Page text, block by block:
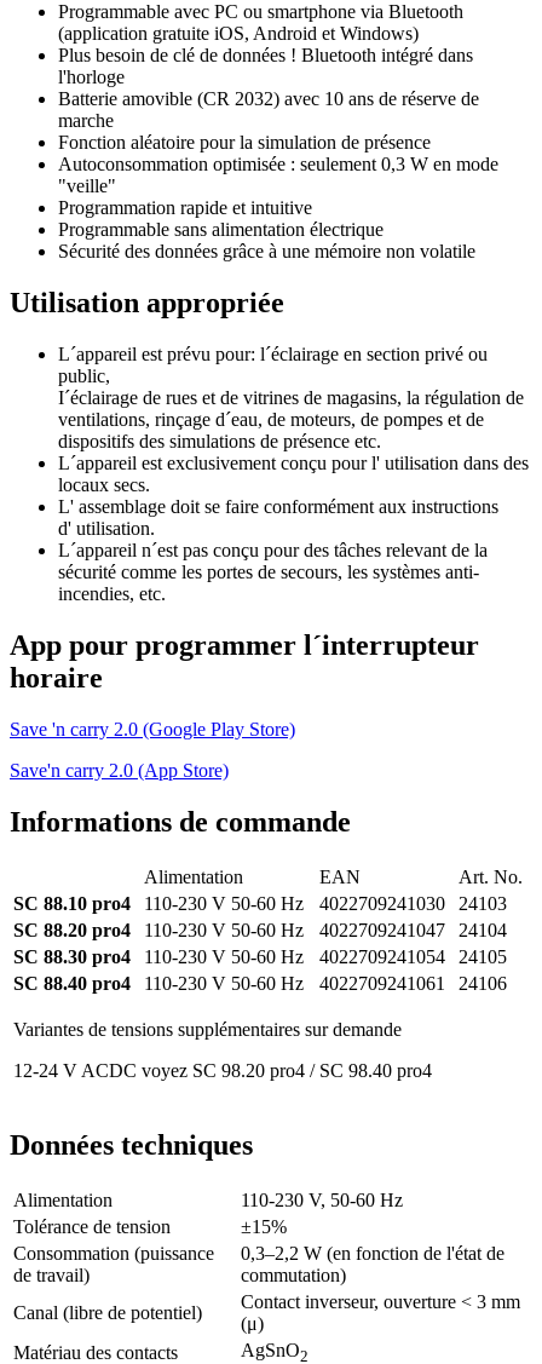
Programmable avec PC ou smartphone via Bluetooth
(application gratuite iOS, Android et Windows)
Plus besoin de clé de données ! Bluetooth intégré dans
l'horloge
Batterie amovible (CR 2032) avec 10 ans de réserve de
marche
Fonction aléatoire pour la simulation de présence
Autoconsommation optimisée : seulement 0,3 W en mode
"veille"
Programmation rapide et intuitive
Programmable sans alimentation électrique
Sécurité des données grâce à une mémoire non volatile
Utilisation appropriée
L´appareil est prévu pour: l´éclairage en section privé ou
public,
I´éclairage de rues et de vitrines de magasins, la régulation de
ventilations, rinçage d´eau, de moteurs, de pompes et de
dispositifs des simulations de présence etc.
L´appareil est exclusivement conçu pour l' utilisation dans des
locaux secs.
L' assemblage doit se faire conformément aux instructions
d' utilisation.
L´appareil n´est pas conçu pour des tâches relevant de la
sécurité comme les portes de secours, les systèmes anti-
incendies, etc.
App pour programmer l´interrupteur
horaire
Save 'n carry 2.0 (Google Play Store)
Save'n carry 2.0 (App Store)
Informations de commande
Alimentation EAN
Art. No.
SC 88.10 pro4
110-230 V 50-60 Hz 4022709241030
24103
SC 88.20 pro4
110-230 V 50-60 Hz 4022709241047
24104
SC 88.30 pro4
110-230 V 50-60 Hz 4022709241054
24105
SC 88.40 pro4
110-230 V 50-60 Hz 4022709241061 24106
Variantes de tensions supplémentaires sur demande
12-24 V ACDC voyez SC 98.20 pro4 / SC 98.40 pro4
Données techniques
Alimentation
110-230 V, 50-60 Hz
Tolérance de tension
±15%
Consommation (puissance
de travail)
0,3–2,2 W (en fonction de l'état de
commutation)
Canal (libre de potentiel)
Contact inverseur, ouverture < 3 mm
(μ)
Matériau des contacts
AgSnO2